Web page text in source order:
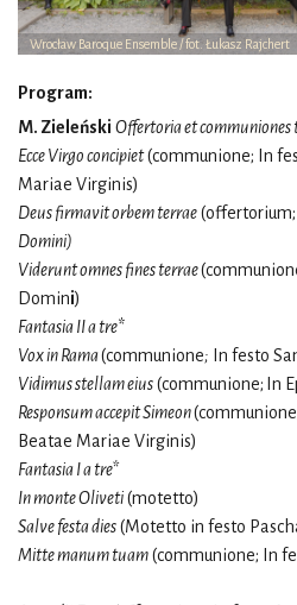
Wrocław Baroque Ensemble / fot. Łukasz Rajchert
Program:
M. Zieleński Offertoria et communiones
Ecce Virgo concipiet(communione; In
Mariae Virginis)
Deus firmavit orbem terrae(offertorium;
Domini)
Viderunt omnes fines terrae
Domini)
Fantasia II a tre*
Vox in Rama(communione; In festo
Vidimus stellam eius(communione; In
Responsum accepit Simeon
Beatae Mariae Virginis)
Fantasia I a tre*
In monte Oliveti(motetto)
Salve festa dies(Motetto in festo
Mitte manum tuam(communione; In